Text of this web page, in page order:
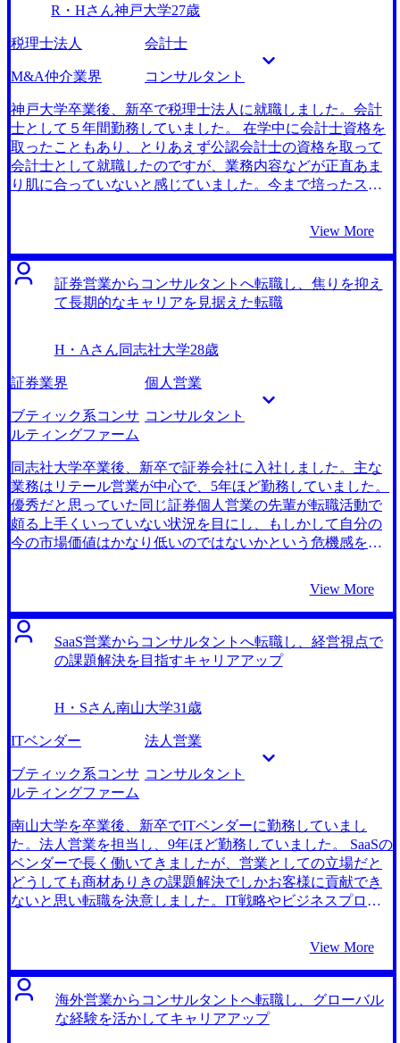
った時にとても迷いました。もう少し自分の中であらかじ
職前は年収600万円、転職後は年収800万円になりました。
マーケティングに限らず、幅広いクライアントに対して価
値提供ができるような人材になりたいと思っています。プ
ロジェクトに携わる中で、自分が長期的に取り組みたいテ
ーマを見つけたいと思います。
くれる姿勢が信頼できると感じたので今回お願いしてみよ
うと思いました。 同じ人材紹介会社で働いていた目線から
見て、絶対に信頼できる方だと思いました。 自分が人材紹
介業だからこそ、営業バックグラウンドだとコンサルタン
トは難しいということを重々承知していました。その中で
どうすれば一番内定可能性が高くなるかを親身になって一
緒に考えて頂けたことで自信をもって面接でも受け答えす
ることができました。自分の強みを生かしつつ、新しい領
域に挑戦できるようサポートいただいたことに感謝してい
ます。 現在インセンティブ制の会社なので800万円と、同年
オファーをいただくことができました。しっかりと面接対
策をサポートしていただいた結果だと思い、心から感謝し
ています。 転職活動の反省点とは少しずれるかもしれませ
んが、安部さんがエージェントとして本当に優秀（キャリ
ア相談、面接対策等）であり、今までの自分の人材紹介の
んに見習って自分もこれから精進しようと思います。 転職
分のスキルを高めながら、さらに幅広い領域で活躍したい
と思っています。具体的にまずは今までの人材業の経験を
生かして採用や育成系の案件に入りつつ、コンサルタント
としての働き方に慣れたら徐々に制度設計や報酬に関する
案件にもチャレンジしたいと考えています。
R・Hさん神戸大学27歳
税理士法人 会計士
M&A仲介業界 コンサルタント
神戸大学卒業後、新卒で税理士法人に就職しました。会計
士として５年間勤務していました。 在学中に会計士資格を
取ったこともあり、とりあえず公認会計士の資格を取って
会計士として就職したのですが、業務内容などが正直あま
り肌に合っていないと感じていました。今まで培ったスキ
種に転職するというイメージが全くつかず、とにかく様々
なエージェントさんから可能性を提案いただいていまし
た。その中でMyVisionの安部さんからM&A仲介という業界
を教えていただいて、興味が湧いたのがきっかけです。 ７
けられないのではと思っていました。その中でMyVisionの
安部さんからはM&A仲介という一人ではイメージすらでき
なかったポジションを紹介していただけたためです。話を
聞いてみて、非常にチャレンジングでやりがいのある仕事
と思えたため、挑戦してみようと思い、MyVisionに決めま
業経験などが私には全くなかったので、コミュニケーショ
ンという初歩的な部分から徹底的に叩き直していただきま
した。特に回答が冗長になってしまう癖と表情が硬くなっ
てしまう癖があり、担当していただいた安部さんから、中
小企業の社長に対峙していくうえで絶対にNGと厳しく指導
会的意義の高さも実感し、どんどんM&A仲介の志望度も上
がっていきました。結果としてやりがいを感じる職業に転
職できてよかったです。 会計士以外のポジションを探した
いという想いを持っていながら最初の方は結局会計士から
監査法人への転職を得意としているエージェントばかりか
た。 転職前は年収600万円、転職後は年収600万円になりま
非常に大きい仕事ではあるので、ここから更に上げていき
たいです。 非常に大きなキャリアチェンジとはなります
が、面接を通じて自分でもやっていける自信をつけられま
した。5年以内に年収1億を達成できるよう全力で取り組み
たいと思います。
View More
証券営業からコンサルタントへ転職し、焦りを抑え
て長期的なキャリアを見据えた転職
H・Aさん同志社大学28歳
証券業界 個人営業
ブティック系コンサ
ルティングファーム
コンサルタント
同志社大学卒業後、新卒で証券会社に入社しました。主な
業務はリテール営業が中心で、5年ほど勤務していました。
優秀だと思っていた同じ証券個人営業の先輩が転職活動で
頗る上手くいっていない状況を目にし、もしかして自分の
今の市場価値はかなり低いのではないかという危機感を覚
くキャリアチェンジをしないといけないという気持ちから
転職を決断しました。 かなり焦っていたこともあり、当初
は突き詰めて考えてはなかったです。人気のある業界に行
こうと思い、なんとなくコンサルタントとSaaS営業を並行
た、過去の候補者の方の事例をもとに、「頑張れば内定が
見えてくるライン」・「現状のキャリアだと難しいライ
ン」・「コンサルティングファームに転職することで、次
のキャリアアップで見えてくるライン」など、漠然として
見えていなかったコンサルティングファームを自分が行け
たかったです。忖度なく教えていただけたことで、きちん
と依頼人に寄り添ってくれる対応をとってくれる信頼でき
るエージェントだと分かり、6社の中からMyVisionさんを選
びました。 私のことを思って、多少耳が痛いことでも正直
に伝えていただけたことがありがたかったです。当初は一
内定獲得者のデータを元に教えていただけました。私が一
番感謝していることは、長期的なキャリアについて一緒に
考えていただけたことです。安部さんに相談する以前は、
焦りのせいで近視眼的になりすぎていたと少し反省してい
ます。 最初から分不相応な転職は狙わず、身の丈に合った
View More
SaaS営業からコンサルタントへ転職し、経営視点で
の課題解決を目指すキャリアアップ
H・Sさん南山大学31歳
ITベンダー 法人営業
ブティック系コンサ
ルティングファーム
コンサルタント
南山大学を卒業後、新卒でITベンダーに勤務していまし
た。法人営業を担当し、9年ほど勤務していました。 SaaSの
ベンダーで長く働いてきましたが、営業としての立場だと
どうしても商材ありきの課題解決でしかお客様に貢献でき
ないと思い転職を決意しました。IT戦略やビジネスプロセ
くフラットにクライアント支援ができる仕事を考えた時
に、コンサルタントをイメージしました。ITコンサルタン
トをしている知人がいるので、なんとなく業務のイメージ
はあったのですが、私のやりたいことと非常に近いと思い
View More
海外営業からコンサルタントへ転職し、グローバル
な経験を活かしてキャリアアップ